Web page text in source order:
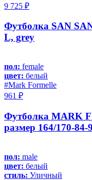
9 725 ₽
Футболка SAN
L, grey
пол: female
цвет: белый
#Mark Formelle
961 ₽
Футболка MARK
размер 164/170-84-
пол: male
цвет: белый
стиль: Уличный